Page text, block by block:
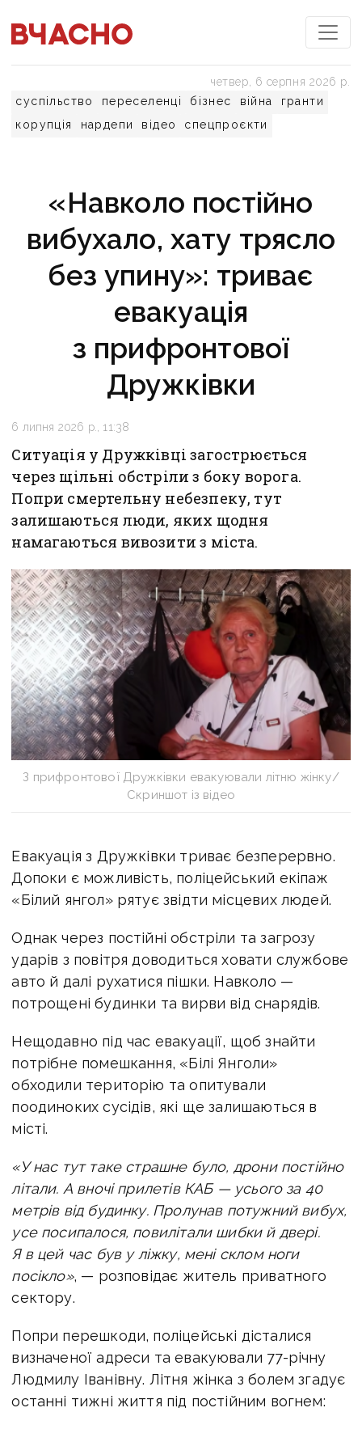
суспільство переселенці бізнес війна
гранти
корупція
нардепи відео спецпроєкти
четвер, 6 серпня 2026 р.
«Навколо постійно
вибухало, хату трясло
без упину»: триває
евакуація
з прифронтової
Дружківки
6 липня 2026 р., 11:38
Ситуація у Дружківці загострюється
через щільні обстріли з боку ворога.
Попри смертельну небезпеку, тут
залишаються люди, яких щодня
намагаються вивозити з міста.
З прифронтової Дружківки евакуювали літню жінку/
Скриншот із відео
Евакуація з Дружківки триває безперервно.
Допоки є можливість, поліцейський екіпаж
«Білий янгол» рятує звідти місцевих людей.
Однак через постійні обстріли та загрозу
ударів з повітря доводиться ховати службове
авто й далі рухатися пішки. Навколо —
потрощені будинки та вирви від снарядів.
Нещодавно під час евакуації, щоб знайти
потрібне помешкання, «Білі Янголи»
обходили територію та опитували
поодиноких сусідів, які ще залишаються в
місті.
«У нас тут таке страшне було, дрони постійно
літали. А вночі прилетів КАБ — усього за 40
метрів від будинку. Пролунав потужний вибух,
усе посипалося, повилітали шибки й двері.
Я в цей час був у ліжку, мені склом ноги
посікло», — розповідає житель приватного
сектору.
Попри перешкоди, поліцейські дісталися
визначеної адреси та евакуювали 77-річну
Людмилу Іванівну. Літня жінка з болем згадує
останні тижні життя під постійним вогнем: